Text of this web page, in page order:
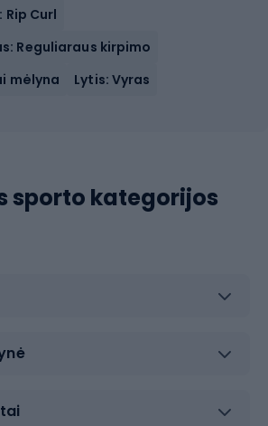
Rip Curl
Reguliaraus kirpimo
mėlyna
Lytis: Vyras
sporto kategorijos